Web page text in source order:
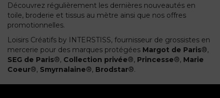
Découvrez régulièrement les dernières nouveautés en
toile, broderie et tissus au mètre ainsi que nos offres
promotionnelles.
Loisirs Créatifs by INTERSTISS, fournisseur de grossistes en
mercerie pour des marques protégées Margot de Paris®,
SEG de Paris®, Collection privée®, Princesse®, Marie
Coeur®, Smyrnalaine®, Brodstar®.